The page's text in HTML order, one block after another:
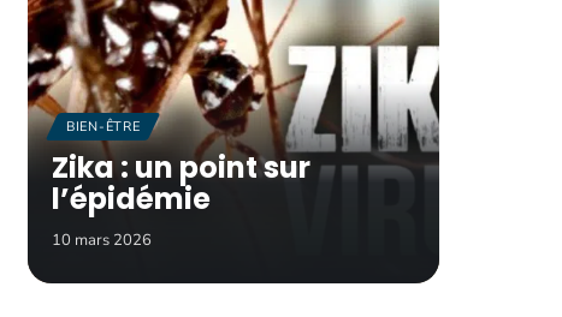
BIEN-ÊTRE
Zika : un point sur
l’épidémie
10 mars 2026